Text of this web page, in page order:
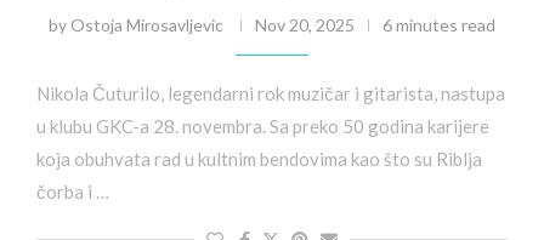
by Ostoja Mirosavljevic Nov 20, 2025 6 minutes read
Nikola Čuturilo, legendarni rok muzičar i gitarista, nastupa
u klubu GKC-a 28. novembra. Sa preko 50 godina karijere
koja obuhvata rad u kultnim bendovima kao što su Riblja
čorba i …